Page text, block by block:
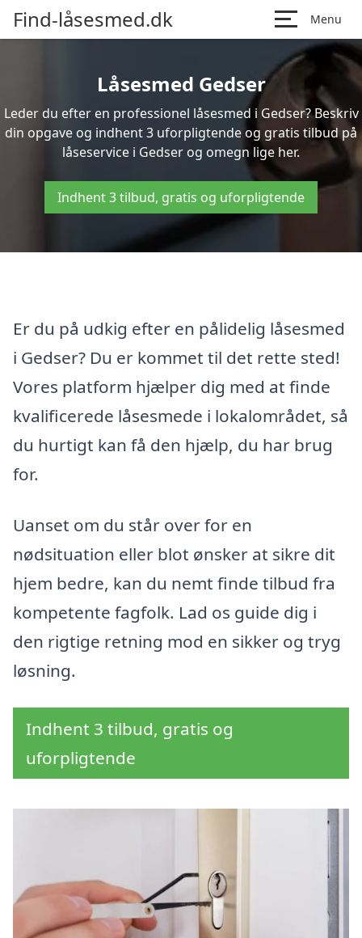
Find-låsesmed.dk Menu
Låsesmed Gedser
Leder du efter en professionel låsesmed i Gedser? Beskriv
din opgave og indhent 3 uforpligtende og gratis tilbud på
låseservice i Gedser og omegn lige her.
Indhent 3 tilbud, gratis og uforpligtende
Er du på udkig efter en pålidelig låsesmed
i Gedser? Du er kommet til det rette sted!
Vores platform hjælper dig med at finde
kvalificerede låsesmede i lokalområdet, så
du hurtigt kan få den hjælp, du har brug
for.
Uanset om du står over for en
nødsituation eller blot ønsker at sikre dit
hjem bedre, kan du nemt finde tilbud fra
kompetente fagfolk. Lad os guide dig i
den rigtige retning mod en sikker og tryg
løsning.
Indhent 3 tilbud, gratis og
uforpligtende